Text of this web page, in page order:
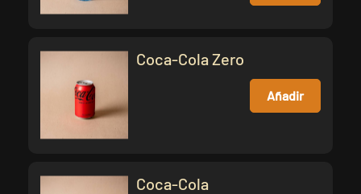
Coca-Cola Zero
Añadir
Coca-Cola